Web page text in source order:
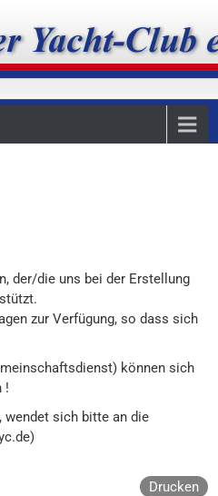
Yacht-Club
der/die uns bei der Erstellung
zur Verfügung, so dass sich
können sich
!
wendet sich bitte an die
Drucken